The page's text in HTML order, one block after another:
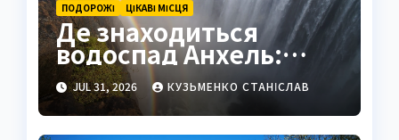
ПОДОРОЖІ ЦІКАВІ МІСЦЯ
Де знаходиться
водоспад Анхель:
повний гід по
найвищому
водоспаду світу
JUL 31, 2026 КУЗЬМЕНКО СТАНІСЛАВ